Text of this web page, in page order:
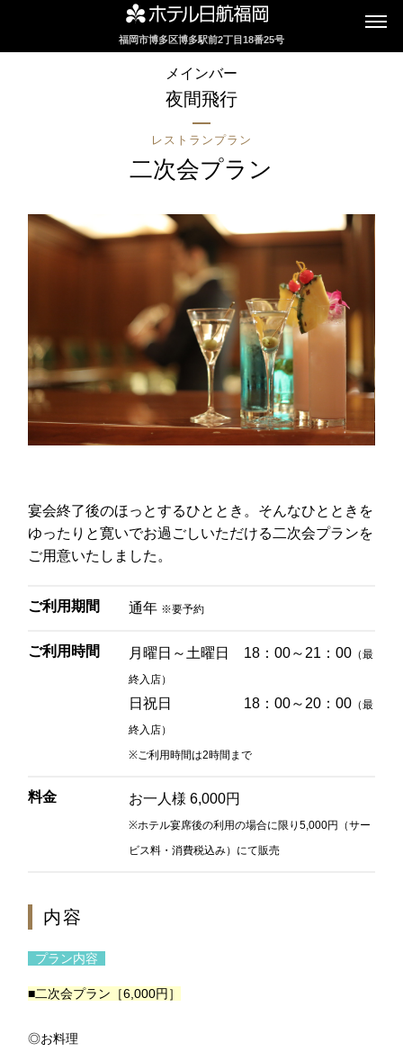
福岡市博多区博多駅前2丁目18番25号
メインバー
夜間飛行
レストランプラン
二次会プラン
宴会終了後のほっとするひととき。そんなひとときを
ゆったりと寛いでお過ごしいただける二次会プランを
ご用意いたしました。
ご利用期間 通年 ※要予約
ご利用時間 月曜日～土曜日 18：00～21：00 （最
終入店）
日祝日 18：00～20：00 （最
終入店）
※ご利用時間は2時間まで
料金 お一人様 6,000円
※ホテル宴席後の利用の場合に限り5,000円（サー
ビス料・消費税込み）にて販売
内容
プラン内容
■二次会プラン［6,000円］
◎お料理
インターネットにてレストランのお席の
ご予約を承っております
2F カフェレストラン
セリーナ
お席のご予約
TEL 092-482-1161
2F テーマレストラン
レ・セレブリテ
TEL 092-482-1163
お席のご予約
TEL 092-482-1164
2F 鉄板焼
銀杏